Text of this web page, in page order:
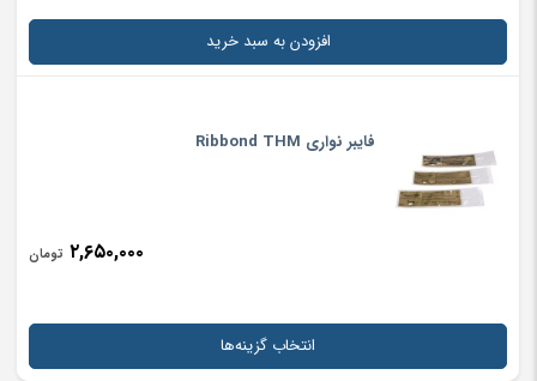
برند Ribbond
نام*
ایمیل*
افزودن به سبد خرید
فایبر نواری Ribbond THM
۲,۶۵۰,۰۰۰ تومان
انتخاب گزینه‌ها